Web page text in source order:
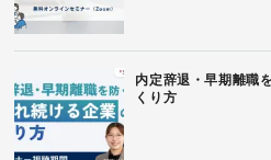
内定辞退・早期離職
くり方